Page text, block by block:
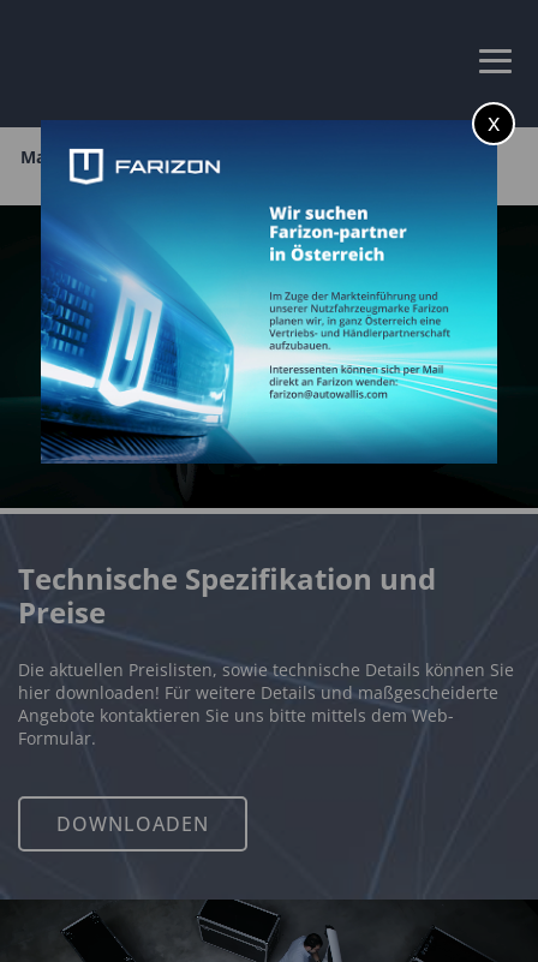
Main page Unsere Fahrzeuge
Technische Spezifikation und
Preise
Die aktuellen Preislisten, sowie technische Details können Sie
hier downloaden! Für weitere Details und maßgescheiderte
Angebote kontaktieren Sie uns bitte mittels dem Web-
Formular.
DOWNLOADEN
x